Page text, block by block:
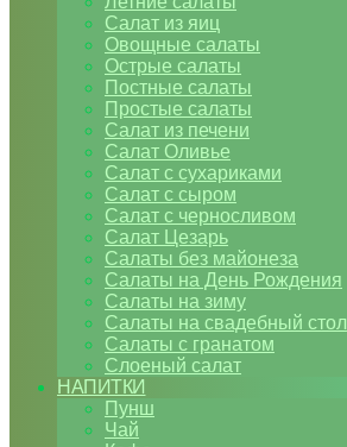
Салат из яиц
Овощные салаты
Острые салаты
Постные салаты
Простые салаты
Салат из печени
Салат Оливье
Салат с сухариками
Салат с сыром
Салат с черносливом
Салат Цезарь
Салаты без майонеза
Салаты на День Рождения
Салаты на зиму
Салаты на свадебный стол
Салаты с гранатом
Слоеный салат
НАПИТКИ
Пунш
Чай